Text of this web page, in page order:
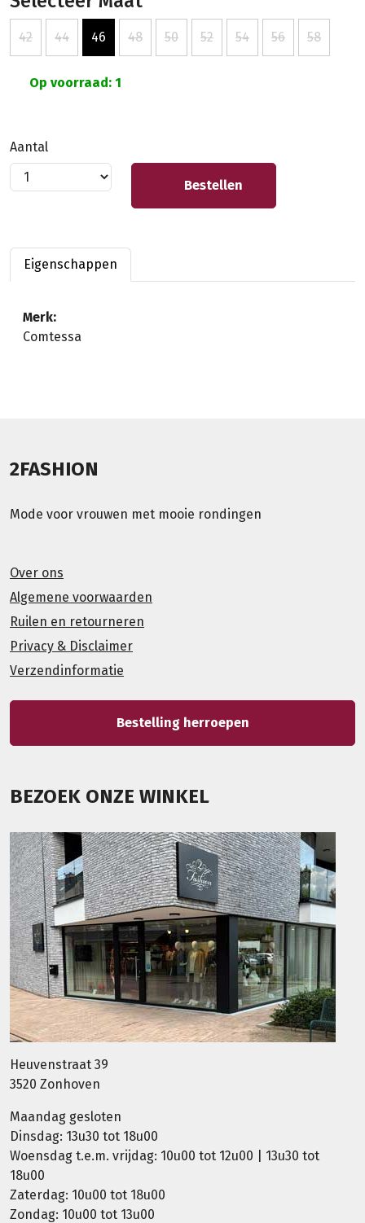
42 44 46 48 50 52 54 56 58
Op voorraad: 1
Aantal
Bestellen
Eigenschappen
Merk:
Comtessa
2FASHION
Mode voor vrouwen met mooie rondingen
Over ons
Algemene voorwaarden
Ruilen en retourneren
Privacy & Disclaimer
Verzendinformatie
Bestelling herroepen
BEZOEK ONZE WINKEL
Heuvenstraat 39
3520 Zonhoven
Maandag gesloten
Dinsdag: 13u30 tot 18u00
Woensdag t.e.m. vrijdag: 10u00 tot 12u00 | 13u30 tot
18u00
Zaterdag: 10u00 tot 18u00
Zondag: 10u00 tot 13u00